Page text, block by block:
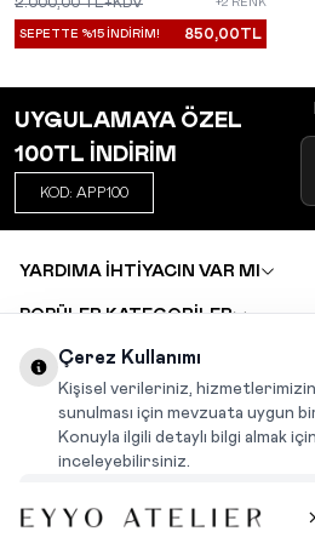
+2 RENK
SEPETTE %15 İNDİRİM! 850,00TL
UYGULAMAYA ÖZEL
100TL İNDİRİM
KOD: APP100
YARDIMA İHTİYACIN VAR MI
POPÜLER KATEGORİLER
DEĞİŞİM VE İADE TALEBİ
KARIYER
INSTAGRAM
Çerez Kullanımı
Kişisel verileriniz,
sunulması için mevzuata uygun
Konuyla ilgili detaylı bilgi almak
inceleyebilirsiniz.
Çerezleri